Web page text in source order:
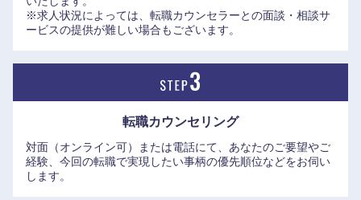
※求人状況によっては、転職カウンセラーとの面談・相談サ
ービスの提供が難しい場合もございます。
転職カウンセリング
対面（オンライン可）または電話にて、あなたのご要望やご
経験、今回の転職で実現したい事柄の優先順位などをお伺い
します。
東海地方
岐阜県 静岡県
愛知県 三重県